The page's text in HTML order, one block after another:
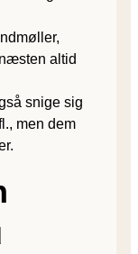
altid
snige sig
men dem